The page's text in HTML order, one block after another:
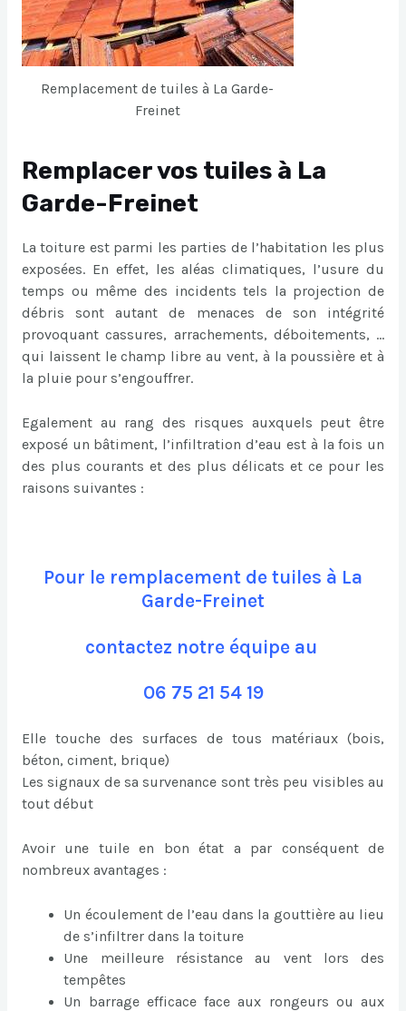
Remplacement de tuiles à La Garde-
Freinet
Remplacer vos tuiles à La
Garde-Freinet
La toiture est parmi les parties de l’habitation les plus
exposées. En effet, les aléas climatiques, l’usure du
temps ou même des incidents tels la projection de
débris sont autant de menaces de son intégrité
provoquant cassures, arrachements, déboitements, …
qui laissent le champ libre au vent, à la poussière et à
la pluie pour s’engouffrer.
Egalement au rang des risques auxquels peut être
exposé un bâtiment, l’infiltration d’eau est à la fois un
des plus courants et des plus délicats et ce pour les
raisons suivantes :
Pour le remplacement de tuiles à La
Garde-Freinet
contactez notre équipe au
06 75 21 54 19
Elle touche des surfaces de tous matériaux (bois,
béton, ciment, brique)
Les signaux de sa survenance sont très peu visibles au
tout début
Avoir une tuile en bon état a par conséquent de
nombreux avantages :
Un écoulement de l’eau dans la gouttière au lieu
de s’infiltrer dans la toiture
Une meilleure résistance au vent lors des
tempêtes
Un barrage efficace face aux rongeurs ou aux